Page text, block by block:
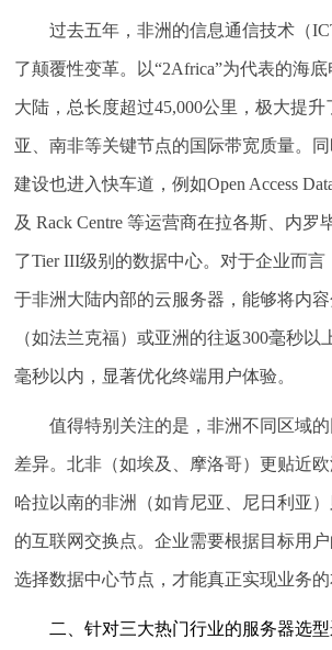
过去五年，非洲的信息通信技术（
了颠覆性变革。以“2Africa”为代表的海
大陆，总长度超过45,000公里，极大提
亚、南非等关键节点的国际带宽质量。
建设也进入快车道，例如Open Access
及 Rack Centre 等运营商在拉各斯、内罗
了Tier III级别的数据中心。对于企业而言
于非洲大陆内部的云服务器，能够将内
（如法兰克福）或亚洲的往返300毫秒以
毫秒以内，显著优化终端用户体验。
值得特别关注的是，非洲不同区域
差异。北非（如埃及、摩洛哥）更贴近
哈拉以南的非洲（如肯尼亚、尼日利亚
的互联网交换点。企业需要根据目标用
选择数据中心节点，才能真正实现业务的
二、针对三大热门行业的服务器选